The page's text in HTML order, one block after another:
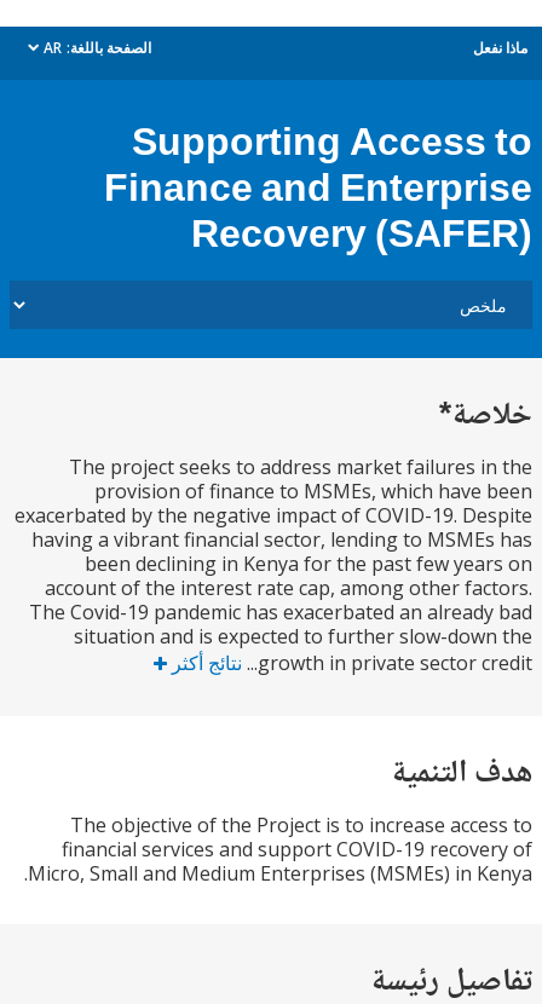
الصفحة باللغة: AR
dropdown
Supporting
Finance and
Recovery
The project seeks to address market failures
provision of finance to MSMEs, which
exacerbated by the negative impact of COVID-19.
having a vibrant financial sector, lending to
been declining in Kenya for the past few
account of the interest rate cap, among other
The Covid-19 pandemic has exacerbated an
situation and is expected to further slow-
growth in private sector نتائج أكثر
The objective of the Project is to increase
financial services and support COVID-19
Micro, Small and Medium Enterprises (MSMEs) in
رئيسة